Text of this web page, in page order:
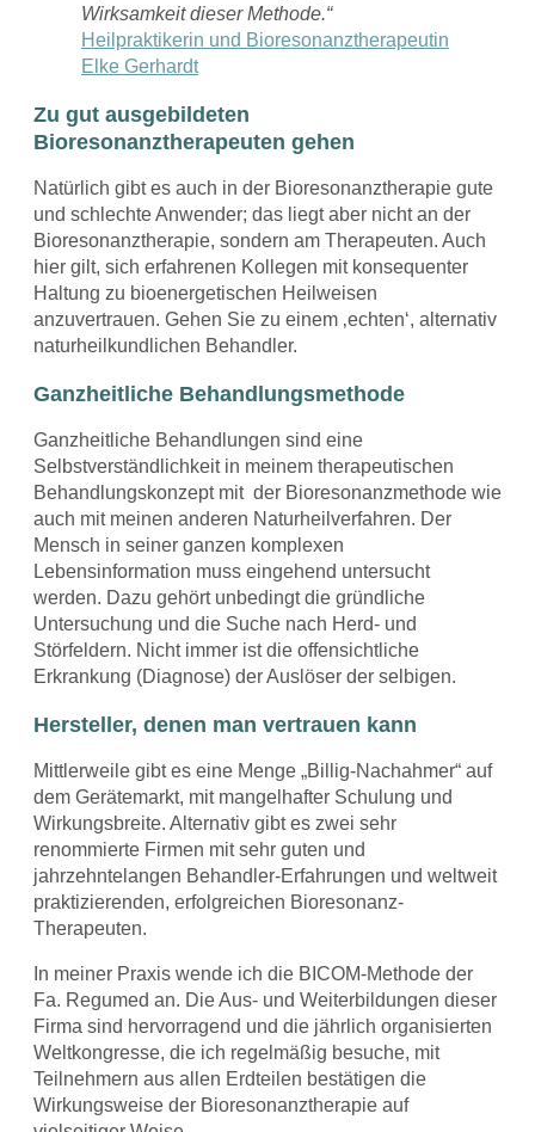
Wirksamkeit dieser Methode.“
Heilpraktikerin und Bioresonanztherapeutin
Elke Gerhardt
Zu gut ausgebildeten
Bioresonanztherapeuten gehen
Natürlich gibt es auch in der Bioresonanztherapie gute
und schlechte Anwender; das liegt aber nicht an der
Bioresonanztherapie, sondern am Therapeuten. Auch
hier gilt, sich erfahrenen Kollegen mit konsequenter
Haltung zu bioenergetischen Heilweisen
anzuvertrauen. Gehen Sie zu einem ‚echten‘, alternativ
naturheilkundlichen Behandler.
Ganzheitliche Behandlungsmethode
Ganzheitliche Behandlungen sind eine
Selbstverständlichkeit in meinem therapeutischen
Behandlungskonzept mit der Bioresonanzmethode wie
auch mit meinen anderen Naturheilverfahren. Der
Mensch in seiner ganzen komplexen
Lebensinformation muss eingehend untersucht
werden. Dazu gehört unbedingt die gründliche
Untersuchung und die Suche nach Herd- und
Störfeldern. Nicht immer ist die offensichtliche
Erkrankung (Diagnose) der Auslöser der selbigen.
Hersteller, denen man vertrauen kann
Mittlerweile gibt es eine Menge „Billig-Nachahmer“ auf
dem Gerätemarkt, mit mangelhafter Schulung und
Wirkungsbreite. Alternativ gibt es zwei sehr
renommierte Firmen mit sehr guten und
jahrzehntelangen Behandler-Erfahrungen und weltweit
praktizierenden, erfolgreichen Bioresonanz-
Therapeuten.
In meiner Praxis wende ich die BICOM-Methode der
Fa. Regumed an. Die Aus- und Weiterbildungen dieser
Firma sind hervorragend und die jährlich organisierten
Weltkongresse, die ich regelmäßig besuche, mit
Teilnehmern aus allen Erdteilen bestätigen die
Wirkungsweise der Bioresonanztherapie auf